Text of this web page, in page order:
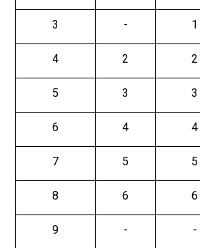
3 - 1
4 2 2
5 3 3
6 4 4
7 5 5
8 6 6
9 - -